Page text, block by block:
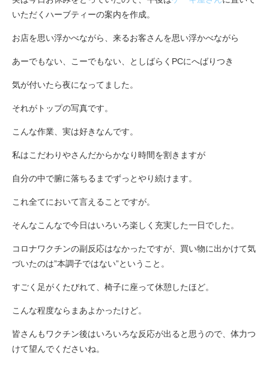
いただくハーブティーの案内を作成。
お店を思い浮かべながら、来るお客さんを思い浮かべながら
あーでもない、こーでもない、としばらくPCにへばりつき
気が付いたら夜になってました。
それがトップの写真です。
こんな作業、実は好きなんです。
私はこだわりやさんだからかなり時間を割きますが
自分の中で腑に落ちるまでずっとやり続けます。
これ全てにおいて言えることですが。
そんなこんなで今日はいろいろ楽しく充実した一日でした。
コロナワクチンの副反応はなかったですが、買い物に出かけて気
づいたのは”本調子ではない”ということ。
すごく足がくたびれて、椅子に座って休憩したほど。
こんな程度ならまあよかったけど。
皆さんもワクチン後はいろいろな反応が出ると思うので、体力つ
けて望んでくださいね。